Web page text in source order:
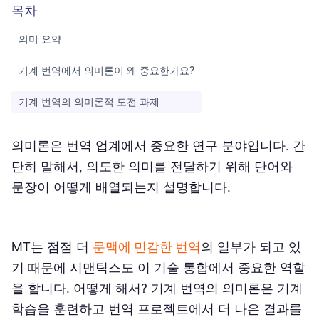
목차
의미 요약
기계 번역에서 의미론이 왜 중요한가요?
기계 번역의 의미론적 도전 과제
의미론은 번역 업계에서 중요한 연구 분야입니다. 간
단히 말해서, 의도한 의미를 전달하기 위해 단어와
문장이 어떻게 배열되는지 설명합니다.
MT는 점점 더 문맥에 민감한 번역의 일부가 되고 있
기 때문에 시맨틱스도 이 기술 통합에서 중요한 역할
을 합니다. 어떻게 해서? 기계 번역의 의미론은 기계
학습을 훈련하고 번역 프로젝트에서 더 나은 결과를